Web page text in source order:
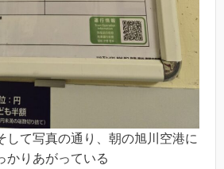
して写真の通り、朝の旭川空港に
かりあがっている